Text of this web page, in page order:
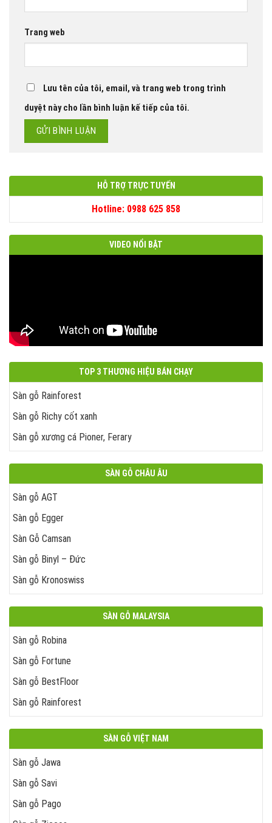
Trang web
Lưu tên của tôi, email, và trang web trong trình
duyệt này cho lần bình luận kế tiếp của tôi.
HỖ TRỢ TRỰC TUYẾN
Hotline: 0988 625 858
VIDEO NỔI BẬT
TOP 3 THƯƠNG HIỆU BÁN CHẠY
Sàn gỗ Rainforest
Sàn gỗ Richy cốt xanh
Sàn gỗ xương cá Pioner, Ferary
SÀN GỖ CHÂU ÂU
Sàn gỗ AGT
Sàn gỗ Egger
Sàn Gỗ Camsan
Sàn gỗ Binyl – Đức
Sàn gỗ Kronoswiss
SÀN GỖ MALAYSIA
Sàn gỗ Robina
Sàn gỗ Fortune
Sàn gỗ BestFloor
Sàn gỗ Rainforest
SÀN GỖ VIỆT NAM
Sàn gỗ Jawa
Sàn gỗ Savi
Sàn gỗ Pago